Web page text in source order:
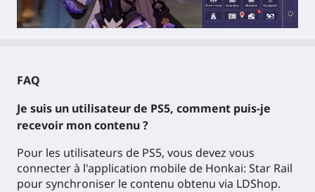
FAQ
Je suis un utilisateur de PS5, comment puis-je
recevoir mon contenu ?
Pour les utilisateurs de PS5, vous devez vous
connecter à l'application mobile de Honkai: Star Rail
pour synchroniser le contenu obtenu via LDShop.